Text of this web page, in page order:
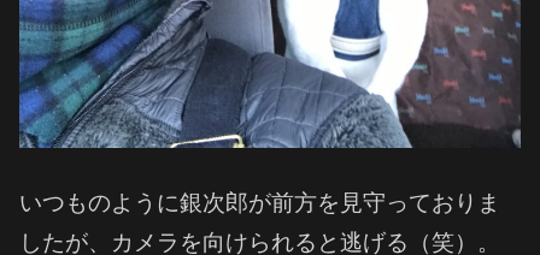
いつものように銀次郎が前方を見守っておりま
したが、カメラを向けられると逃げる（笑）。